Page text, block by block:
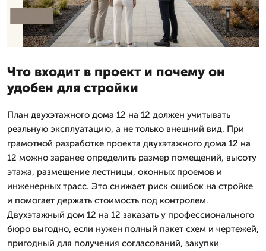
Что входит в проект и почему он
удобен для стройки
План двухэтажного дома 12 на 12 должен учитывать
реальную эксплуатацию, а не только внешний вид. При
грамотной разработке проекта двухэтажного дома 12 на
12 можно заранее определить размер помещений, высоту
этажа, размещение лестницы, оконных проемов и
инженерных трасс. Это снижает риск ошибок на стройке
и помогает держать стоимость под контролем.
Двухэтажный дом 12 на 12 заказать у профессионального
бюро выгодно, если нужен полный пакет схем и чертежей,
пригодный для получения согласований, закупки